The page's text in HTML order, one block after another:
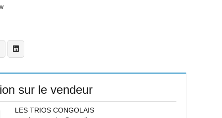
sur le vendeur
LES TRIOS CONGOLAIS